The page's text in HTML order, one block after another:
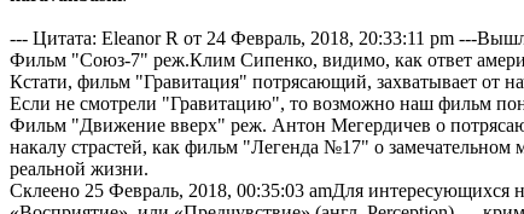
--- Цитата: Eleanor R от 24 Февраль, 2018, 20:33:11 pm ---
Фильм "Союз-7" реж.Клим Сипенко, видимо, как ответ
Кстати, фильм "Гравитация" потрясающий, захватывает от
Если не смотрели "Гравитацию", то возможно наш фильм
Фильм "Движение вверх" реж. Антон Мегердичев о
накалу страстей, как фильм "Легенда №17" о
реальной жизни.
Склеено 25 Февраль, 2018, 00:35:03 amДля интересующихся